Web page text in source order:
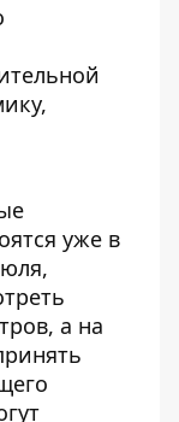
уже в
а на